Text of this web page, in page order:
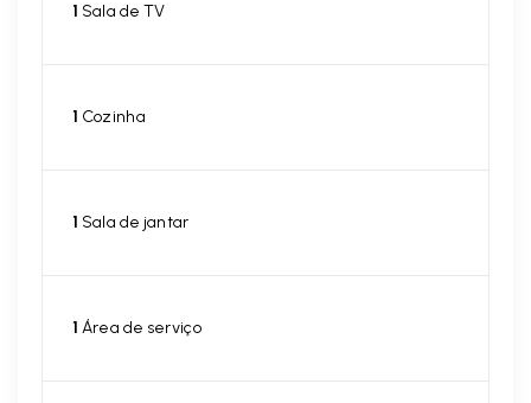
1 Sala de TV
1 Cozinha
1 Sala de jantar
1 Área de serviço